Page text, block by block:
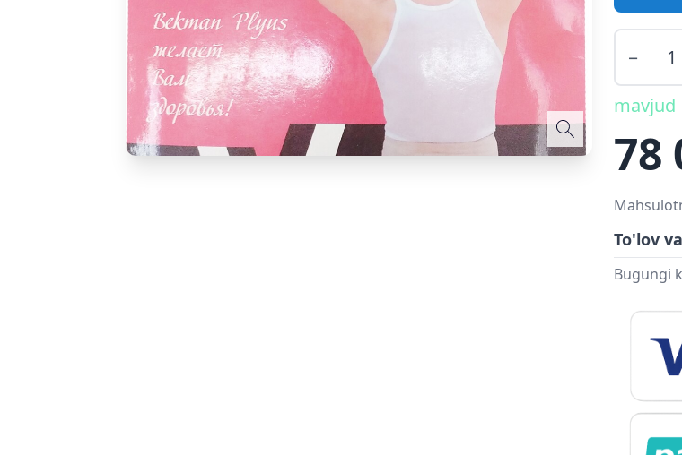
−
mavjud
78
To'lov
Bugungi